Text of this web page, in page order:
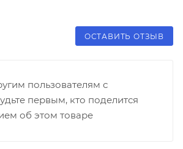
ОСТАВИТЬ ОТЗЫВ
пользователям с
первым, кто поделится
об этом товаре